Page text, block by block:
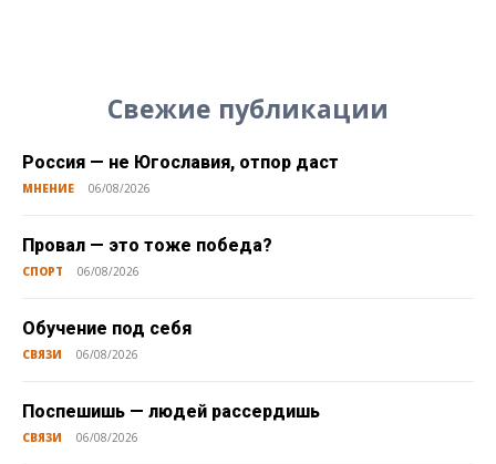
Свежие публикации
Россия — не Югославия, отпор даст
МНЕНИЕ 06/08/2026
Провал — это тоже победа?
СПОРТ 06/08/2026
Обучение под себя
СВЯЗИ 06/08/2026
Поспешишь — людей рассердишь
СВЯЗИ 06/08/2026